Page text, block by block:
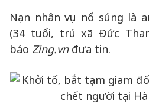
Nạn nhân vụ nổ súng là
(34 tuổi, trú xã Đức
báo Zing.vn đưa tin.